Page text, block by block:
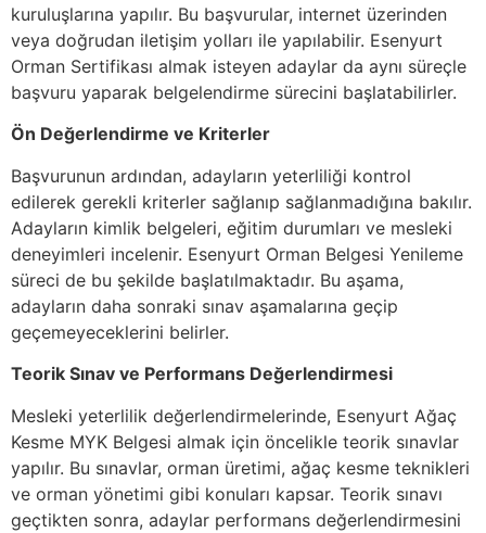
kuruluşlarına yapılır. Bu başvurular, internet üzerinden
veya doğrudan iletişim yolları ile yapılabilir. Esenyurt
Orman Sertifikası almak isteyen adaylar da aynı süreçle
başvuru yaparak belgelendirme sürecini başlatabilirler.
Ön Değerlendirme ve Kriterler
Başvurunun ardından, adayların yeterliliği kontrol
edilerek gerekli kriterler sağlanıp sağlanmadığına bakılır.
Adayların kimlik belgeleri, eğitim durumları ve mesleki
deneyimleri incelenir. Esenyurt Orman Belgesi Yenileme
süreci de bu şekilde başlatılmaktadır. Bu aşama,
adayların daha sonraki sınav aşamalarına geçip
geçemeyeceklerini belirler.
Teorik Sınav ve Performans Değerlendirmesi
Mesleki yeterlilik değerlendirmelerinde, Esenyurt Ağaç
Kesme MYK Belgesi almak için öncelikle teorik sınavlar
yapılır. Bu sınavlar, orman üretimi, ağaç kesme teknikleri
ve orman yönetimi gibi konuları kapsar. Teorik sınavı
geçtikten sonra, adaylar performans değerlendirmesini